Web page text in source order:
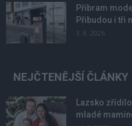
Příbram
Přibudou i tři
3. 8. 2026
NEJČTENĚJŠÍ ČLÁNKY
Lazsko
mladé